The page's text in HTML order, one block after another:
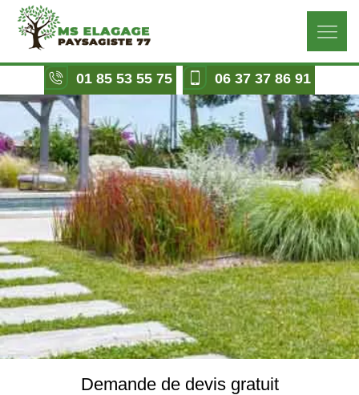
01 85 53 55 75 06 37 37 86 91
Demande de devis gratuit